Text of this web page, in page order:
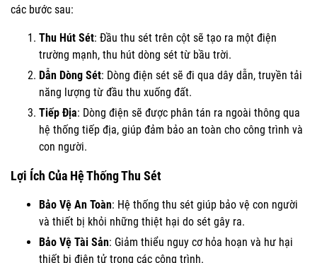
các bước sau:
Thu Hút Sét: Đầu thu sét trên cột sẽ tạo ra một điện
trường mạnh, thu hút dòng sét từ bầu trời.
Dẫn Dòng Sét: Dòng điện sét sẽ đi qua dây dẫn, truyền tải
năng lượng từ đầu thu xuống đất.
Tiếp Địa: Dòng điện sẽ được phân tán ra ngoài thông qua
hệ thống tiếp địa, giúp đảm bảo an toàn cho công trình và
con người.
Lợi Ích Của Hệ Thống Thu Sét
Bảo Vệ An Toàn: Hệ thống thu sét giúp bảo vệ con người
và thiết bị khỏi những thiệt hại do sét gây ra.
Bảo Vệ Tài Sản: Giảm thiểu nguy cơ hỏa hoạn và hư hại
thiết bị điện tử trong các công trình.